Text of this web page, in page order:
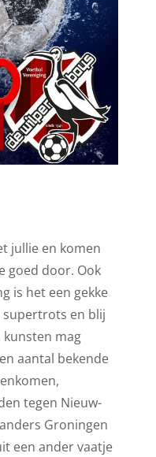
jullie en komen
goed door. Ook
is het een gekke
supertrots en blij
mag
aantal bekende
tegen Nieuw-
Groningen
een ander vaatje